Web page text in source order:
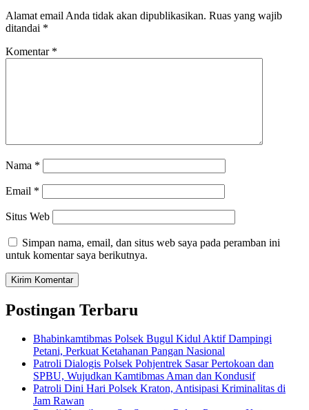
Alamat email Anda tidak akan dipublikasikan. Ruas yang wajib
ditandai *
Komentar *
Nama *
Email *
Situs Web
Simpan nama, email, dan situs web saya pada peramban ini
untuk komentar saya berikutnya.
Postingan Terbaru
Bhabinkamtibmas Polsek Bugul Kidul Aktif Dampingi
Petani, Perkuat Ketahanan Pangan Nasional
Patroli Dialogis Polsek Pohjentrek Sasar Pertokoan dan
SPBU, Wujudkan Kamtibmas Aman dan Kondusif
Patroli Dini Hari Polsek Kraton, Antisipasi Kriminalitas di
Jam Rawan